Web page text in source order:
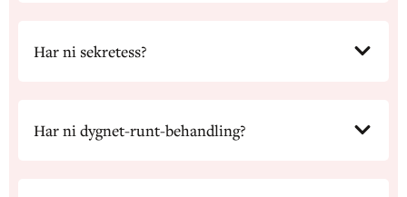
Har ni sekretess?
Har ni dygnet-runt-behandling?